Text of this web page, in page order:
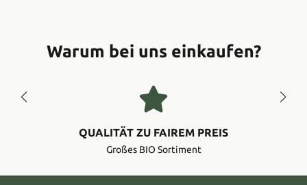
Warum bei uns einkaufen?
QUALITÄT ZU FAIREM PREIS
Großes BIO Sortiment